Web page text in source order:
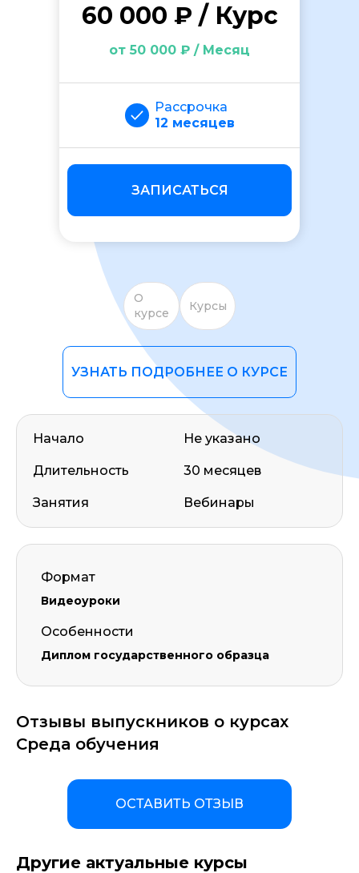
60 000 ₽ / Курс
от 50 000 ₽ / Месяц
Рассрочка
12 месяцев
ЗАПИСАТЬСЯ
О
курсе
Курсы
УЗНАТЬ ПОДРОБНЕЕ О КУРСЕ
Начало
Длительность
Занятия
Не указано
30 месяцев
Вебинары
Формат
Видеоуроки
Особенности
Диплом государственного образца
Отзывы выпускников о курсах
Среда обучения
ОСТАВИТЬ ОТЗЫВ
Другие актуальные курсы